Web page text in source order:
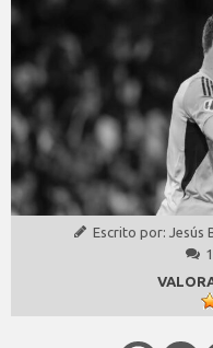
Escrito por: Jesús